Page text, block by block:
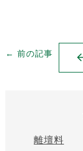
← 前の記事
離壇料